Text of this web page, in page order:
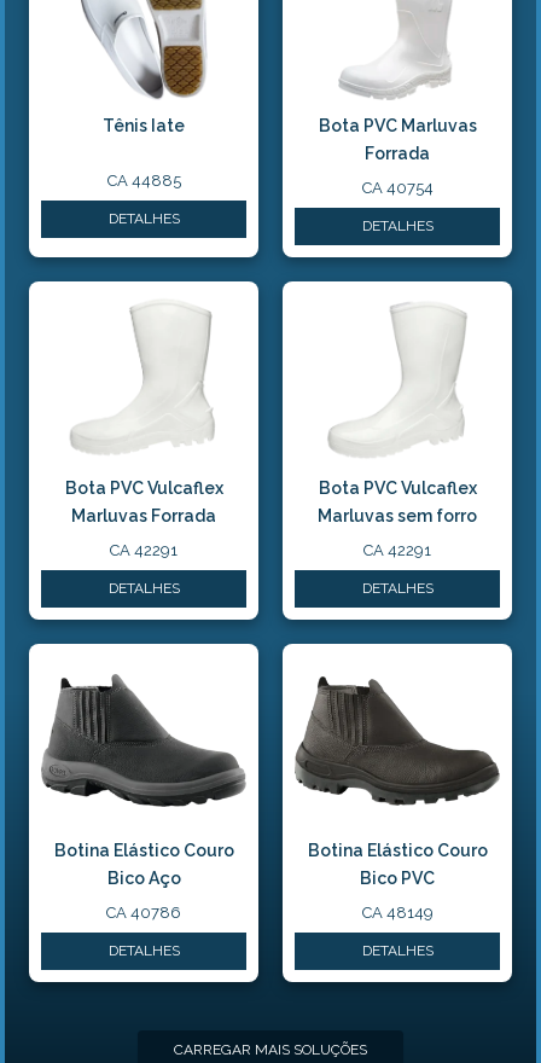
Tênis Iate
CA 44885
DETALHES
Bota PVC Marluvas
Forrada
CA 40754
DETALHES
Bota PVC Vulcaflex
Marluvas Forrada
CA 42291
DETALHES
Bota PVC Vulcaflex
Marluvas sem forro
CA 42291
DETALHES
Botina Elástico Couro
Bico Aço
CA 40786
DETALHES
Botina Elástico Couro
Bico PVC
CA 48149
DETALHES
CARREGAR MAIS SOLUÇÕES